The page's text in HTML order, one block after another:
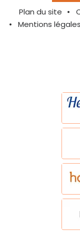
Plan du site
Mentions légales